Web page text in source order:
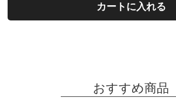
カートに入れる
おすすめ商品